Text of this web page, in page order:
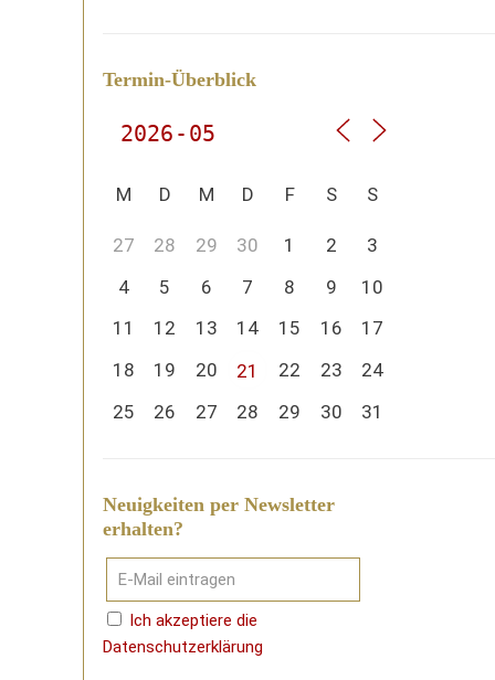
Termin-Überblick
M D M D F S S
27 28 29 30 1 2
3
4
5 6 7 8 9
10
11
12 13 14 15 16
17
18
19 20 21 22 23
24
25
26 27 28 29 30 31
Neuigkeiten per Newsletter
erhalten?
Ich akzeptiere die
Datenschutzerklärung